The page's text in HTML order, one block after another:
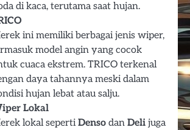
di kaca, terutama saat hujan.
ini memiliki berbagai jenis wiper,
model angin yang cocok
cuaca ekstrem. TRICO terkenal
daya tahannya meski dalam
hujan lebat atau salju.
Lokal
lokal sepertiDenso dan Deli juga